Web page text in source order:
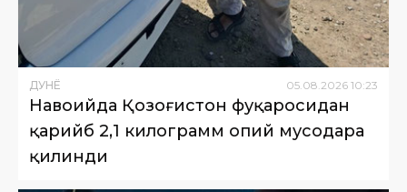
ДУНË 05 08 2026 10:23
Навоийда Қозоғистон фуқаросидан
қарийб 2,1 килограмм опий мусодара
қилинди